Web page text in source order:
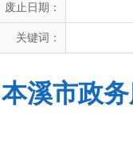
废止日期：
关键词：
本溪市政